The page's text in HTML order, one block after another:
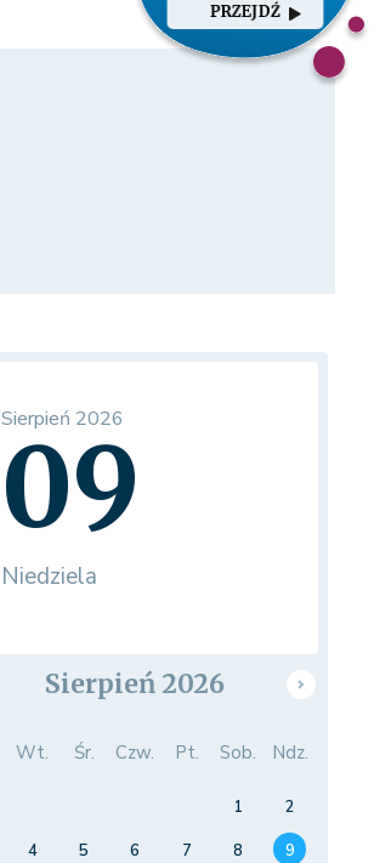
PRZEJDŹ
Sierpień 2026
09
Niedziela
Sierpień 2026
Wt. Śr. Czw. Pt. Sob. Ndz.
1
2
4 5 6 7 8
9